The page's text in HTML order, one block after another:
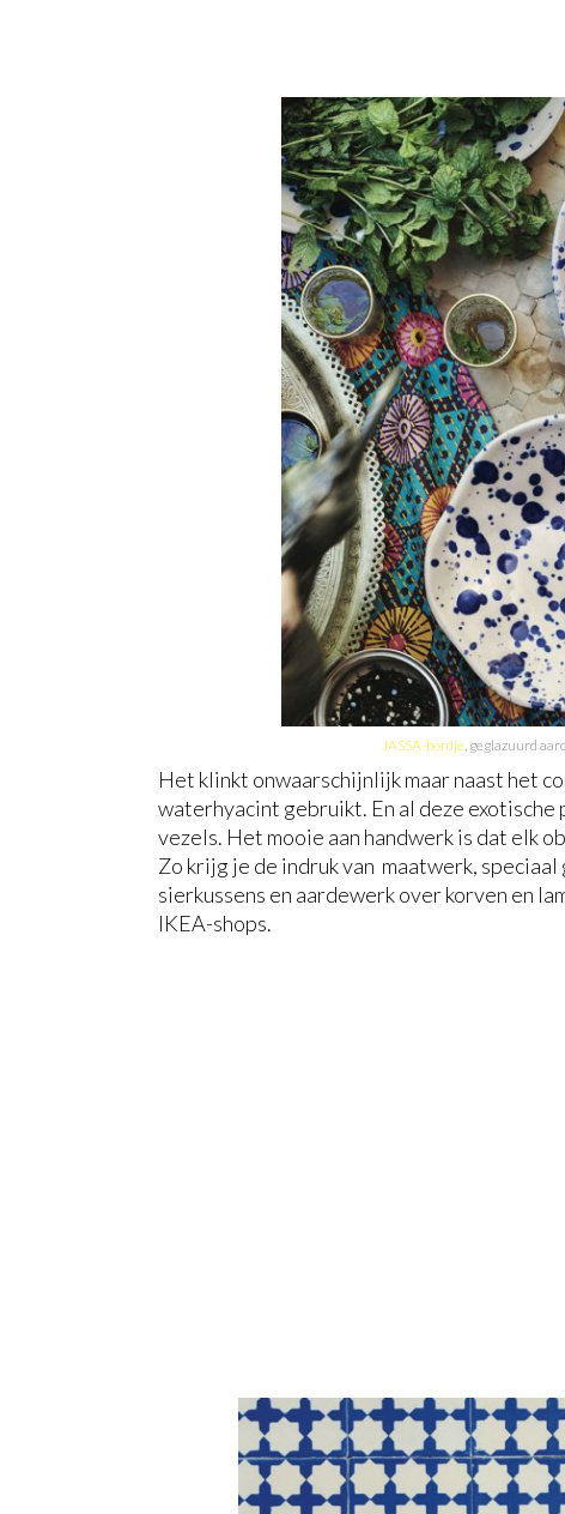
JASSA-bordje, geglazuurd
Het klinkt onwaarschijnlijk maar naast het
waterhyacint gebruikt. En al deze
vezels. Het mooie aan handwerk is dat elk
Zo krijg je de indruk van maatwerk,
sierkussens en aardewerk over korven en
IKEA-shops.